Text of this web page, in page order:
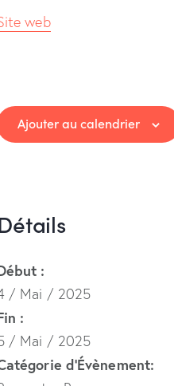
web
Ajouter au calendrier
:
/ Mai / 2025
:
/ Mai / 2025
d’Évènement: